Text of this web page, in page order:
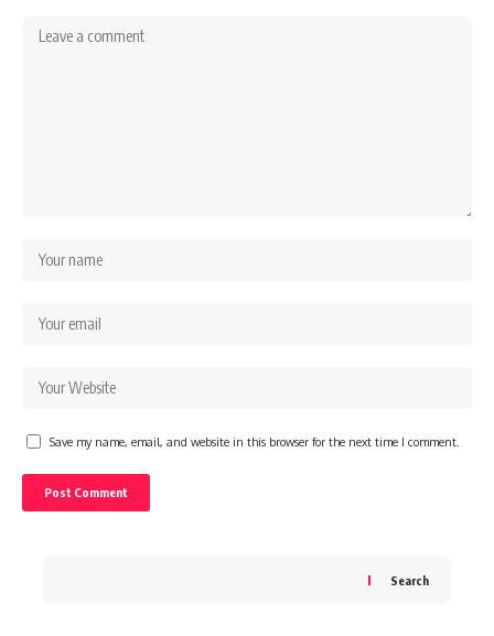
Save my name, email, and website in this browser for the next time I comment.
Search